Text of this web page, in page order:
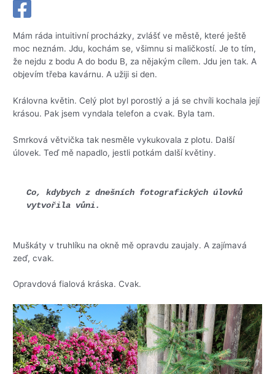
Mám ráda intuitivní procházky, zvlášť ve městě, které ještě
moc neznám. Jdu, kochám se, všimnu si maličkostí. Je to tím,
že nejdu z bodu A do bodu B, za nějakým cílem. Jdu jen tak. A
objevím třeba kavárnu. A užiji si den.
Královna květin. Celý plot byl porostlý a já se chvíli kochala její
krásou. Pak jsem vyndala telefon a cvak. Byla tam.
Smrková větvička tak nesměle vykukovala z plotu. Další
úlovek. Teď mě napadlo, jestli potkám další květiny.
Co, kdybych z dnešních fotografických úlovků
vytvořila vůni.
Muškáty v truhlíku na okně mě opravdu zaujaly. A zajímavá
zeď, cvak.
Opravdová fialová kráska. Cvak.